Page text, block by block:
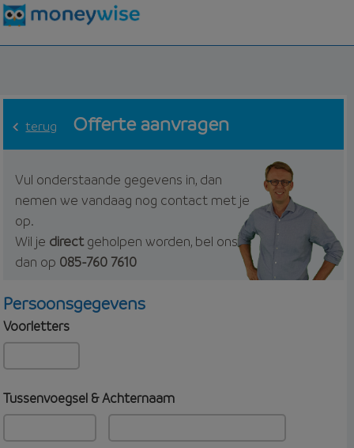
terug Offerte aanvragen
Vul onderstaande gegevens in, dan
nemen we vandaag nog contact met je
op.
Wil je directgeholpen worden, bel ons
dan op 085-760 7610
Persoonsgegevens
Voorletters
Tussenvoegsel & Achternaam